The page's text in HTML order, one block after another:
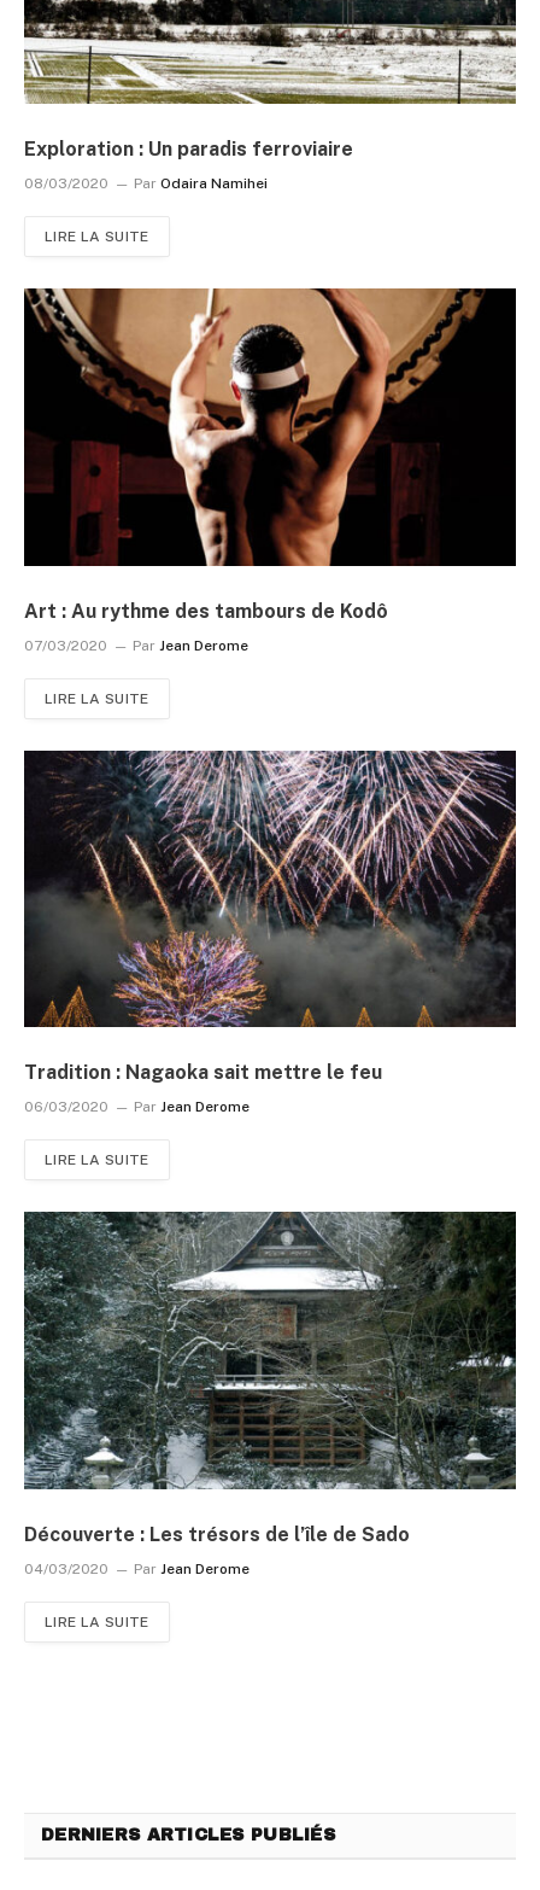
Exploration : Un paradis ferroviaire
08/03/2020 Par Odaira Namihei
LIRE LA SUITE
Art : Au rythme des tambours de Kodô
07/03/2020 Par Jean Derome
LIRE LA SUITE
Tradition : Nagaoka sait mettre le feu
06/03/2020 Par Jean Derome
LIRE LA SUITE
Découverte : Les trésors de l’île de Sado
04/03/2020 Par Jean Derome
LIRE LA SUITE
DERNIERS ARTICLES PUBLIÉS